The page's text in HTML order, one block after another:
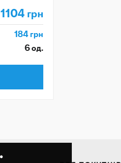
1104 грн
184 грн
6од.